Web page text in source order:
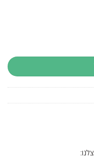
או מהכיסא